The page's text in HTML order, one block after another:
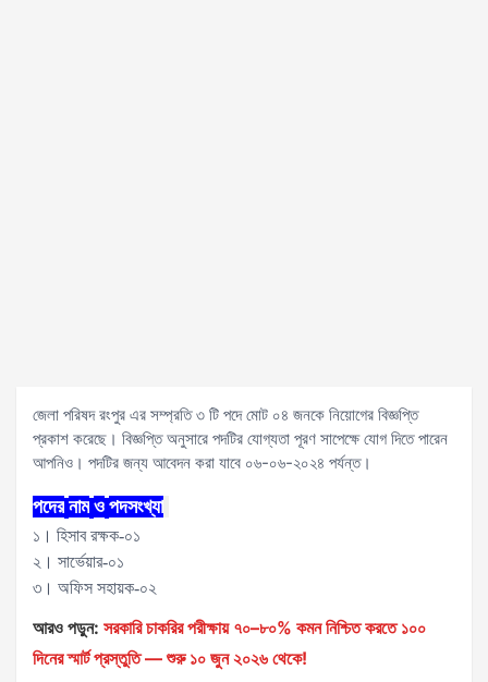
জেলা পরিষদ রংপুর এর সম্প্রতি ৩ টি পদে মোট ০৪ জনকে নিয়োগের বিজ্ঞপ্তি
প্রকাশ করেছে। বিজ্ঞপ্তি অনুসারে পদটির যোগ্যতা পূরণ সাপেক্ষে যোগ দিতে পারেন
আপনিও। পদটির জন্য আবেদন করা যাবে ০৬-০৬-২০২৪ পর্যন্ত।
পদের নাম ও পদসংখ্যা
১। হিসাব রক্ষক-০১
২। সার্ভেয়ার-০১
৩। অফিস সহায়ক-০২
আরও পড়ুন: সরকারি চাকরির পরীক্ষায় ৭০–৮০% কমন নিশ্চিত করতে ১০০
দিনের স্মার্ট প্রস্তুতি — শুরু ১০ জুন ২০২৬ থেকে!